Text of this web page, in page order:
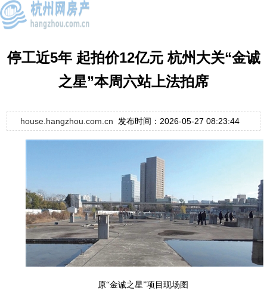
停工近5年 起拍价12亿元 杭州大关“金诚
之星”本周六站上法拍席
house.hangzhou.com.cn 发布时间：2026-05-27 08:23:44
原“金诚之星”项目现场图